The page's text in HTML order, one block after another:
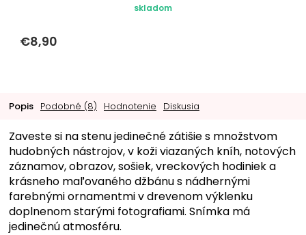
skladom
€8,90
Popis Podobné (8) Hodnotenie Diskusia
Zaveste si na stenu jedinečné zátišie s množstvom
hudobných nástrojov, v koži viazaných kníh, notových
záznamov, obrazov, sošiek, vreckových hodiniek a
krásneho maľovaného džbánu s nádhernými
farebnými ornamentmi v drevenom výklenku
doplnenom starými fotografiami. Snímka má
jedinečnú atmosféru.